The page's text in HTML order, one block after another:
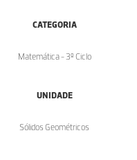
CATEGORIA
Matemática - 3º Ciclo
UNIDADE
Sólidos Geométricos